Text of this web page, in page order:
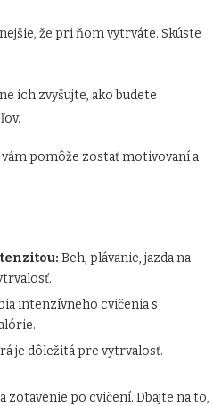
že pri ňom vytrváte. Skúste
ich zvyšujte, ako budete
vám pomôže zostať motivovaní a
Beh, plávanie, jazda na
intenzívneho cvičenia s
je dôležitá pre vytrvalosť.
zotavenie po cvičení. Dbajte na to,